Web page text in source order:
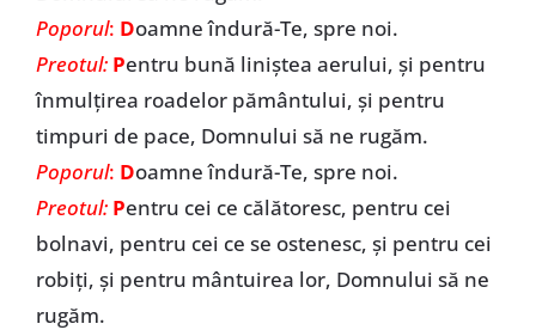
Poporul: Doamne îndură-Te, spre noi.
Preotul: Pentru bună liniștea aerului, și pentru
înmulțirea roadelor pământului, și pentru
timpuri de pace, Domnului să ne rugăm.
Poporul: Doamne îndură-Te, spre noi.
Preotul: Pentru cei ce călătoresc, pentru cei
bolnavi, pentru cei ce se ostenesc, și pentru cei
robiți, și pentru mântuirea lor, Domnului să ne
rugăm.